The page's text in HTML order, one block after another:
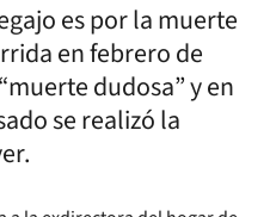
es por la muerte
en febrero de
dudosa” y en
se realizó la